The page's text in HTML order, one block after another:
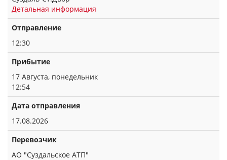
Детальная информация
Отправление
12:30
Прибытие
17 Августа, понедельник
12:54
Дата отправления
17.08.2026
Перевозчик
АО "Суздальское АТП"